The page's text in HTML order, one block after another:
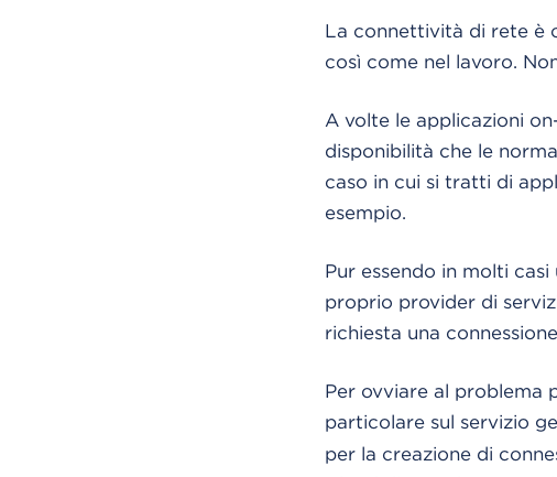
La connettività di rete è
così come nel lavoro.
A volte le applicazioni
disponibilità che le
caso in cui si tratti di
esempio.
Pur essendo in molti
proprio provider di
richiesta una
Per ovviare al problema
particolare sul servizio
per la creazione di